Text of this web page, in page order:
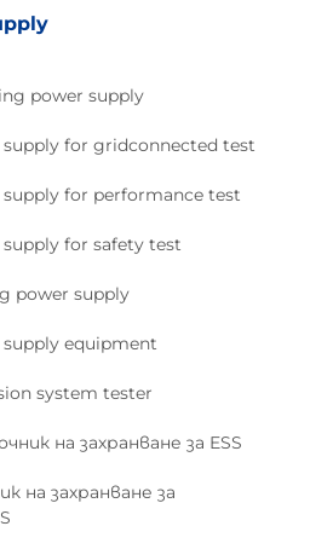
power supply
for gridconnected test
for performance test
for safety test
power supply
equipment
system tester
на захранване за ESS
на захранване за